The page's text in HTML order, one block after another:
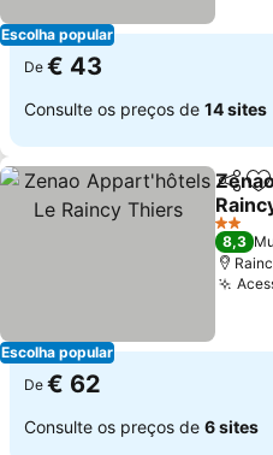
Escolha popular
De € 43
Consulte os preços de 14 sites
Escolha popular
2 Estrelas
8,3
De € 62
Consulte os preços de 6 sites